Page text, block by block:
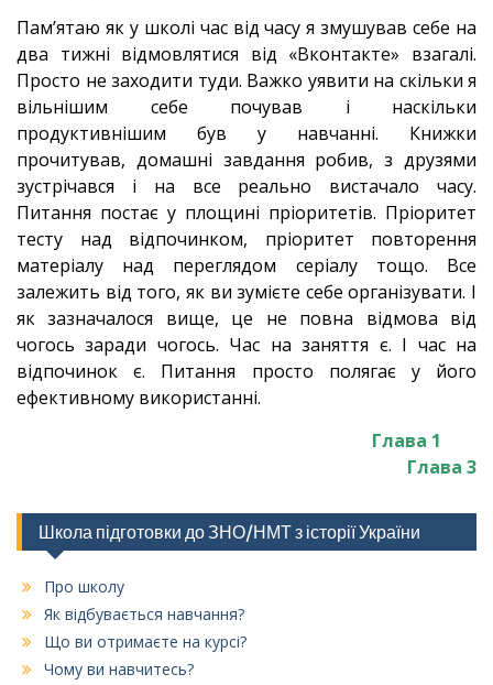
Пам’ятаю як у школі час від часу я змушував себе на
два тижні відмовлятися від «Вконтакте» взагалі.
Просто не заходити туди. Важко уявити на скільки я
вільнішим себе почував і наскільки
продуктивнішим був у навчанні. Книжки
прочитував, домашні завдання робив, з друзями
зустрічався і на все реально вистачало часу.
Питання постає у площині пріоритетів. Пріоритет
тесту над відпочинком, пріоритет повторення
матеріалу над переглядом серіалу тощо. Все
залежить від того, як ви зумієте себе організувати. І
як зазначалося вище, це не повна відмова від
чогось заради чогось. Час на заняття є. І час на
відпочинок є. Питання просто полягає у його
ефективному використанні.
Глава 1
Глава 3
Школа підготовки до ЗНО/НМТ з історії України
Про школу
Як відбувається навчання?
Що ви отримаєте на курсі?
Чому ви навчитесь?